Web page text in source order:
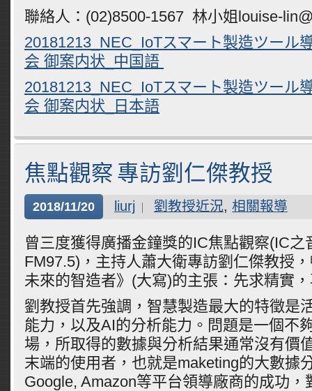
聯絡人：(02)8500-1567 林小姐louise-
20181213_NEC_IoTスマート製造ツール
会 御案内状_中国語
20181213_NEC_IoTスマート製造ツール
会 御案内状_日本語
焦點觀察 專訪劉仁傑教授
2018/11/20 liurj 劉教授近況, 相關報導
曾三度獲得廣播金鐘獎的IC焦點觀察(IC之
FM97.5)，主持人蕭大衛專訪劉仁傑教授
未來的智造者》(大寫)的主張：先求精實
劉教授首先強調，智慧製造最大的特徵是
能力， 以及AI的分析能力。問題是一個不
場， 所取得的數據與分析結果通常沒有價
末端的使用者， 也就是maketing的大數據
Google, Amazon等平台領導廠商的成功，